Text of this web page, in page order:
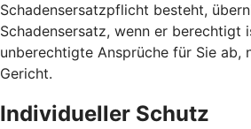
Schadensersatzpflicht besteht,
Schadensersatz, wenn er berechtigt
unberechtigte Ansprüche für Sie ab,
Gericht.
Individueller Schutz